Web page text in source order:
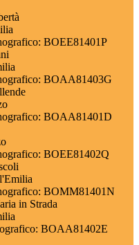
BOEE81401P
BOAA81403G
BOAA81401D
BOEE81402Q
BOMM81401N
in Strada
BOAA81402E